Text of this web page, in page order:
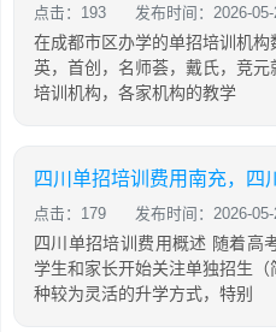
点击：193 发布时间：2026-
在成都市区办学的单招培训机
英，首创，名师荟，戴氏，竞
培训机构，各家机构的教学
四川单招培训费用南充，四
点击：179 发布时间：2026-
四川单招培训费用概述 随着高
学生和家长开始关注单独招生
种较为灵活的升学方式，特别